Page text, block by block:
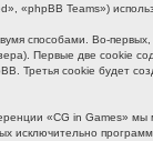
«phpBB Teams»)
способами. Во-
Первые две cookie
Третья cookie будет
«CG in Games»
исключительно